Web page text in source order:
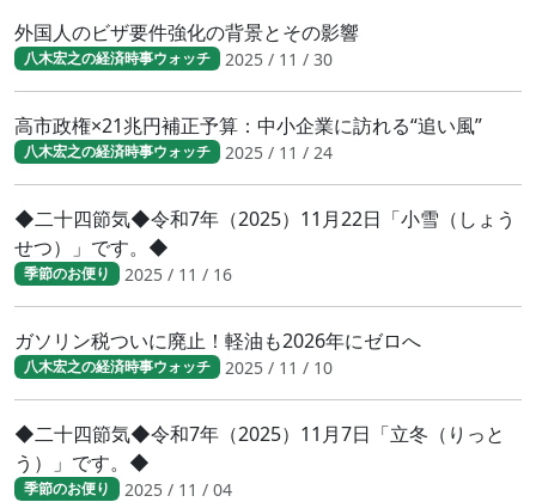
外国人のビザ要件強化の背景とその影響
八木宏之の経済時事ウォッチ 2025 / 11 / 30
高市政権×21兆円補正予算：中小企業に訪れる“追い風”
八木宏之の経済時事ウォッチ 2025 / 11 / 24
◆二十四節気◆令和7年（2025）11月22日「小雪（しょう
せつ）」です。◆
季節のお便り 2025 / 11 / 16
ガソリン税ついに廃止！軽油も2026年にゼロへ
八木宏之の経済時事ウォッチ 2025 / 11 / 10
◆二十四節気◆令和7年（2025）11月7日「立冬（りっと
う）」です。◆
季節のお便り 2025 / 11 / 04